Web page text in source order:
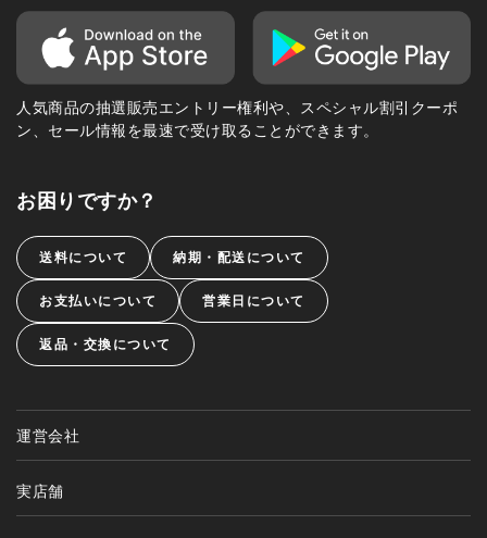
人気商品の抽選販売エントリー権利や、スペシャル割引クーポ
ン、セール情報を最速で受け取ることができます。
お困りですか？
送料について 納期・配送について
お支払いについて 営業日について
返品・交換について
運営会社
実店舗